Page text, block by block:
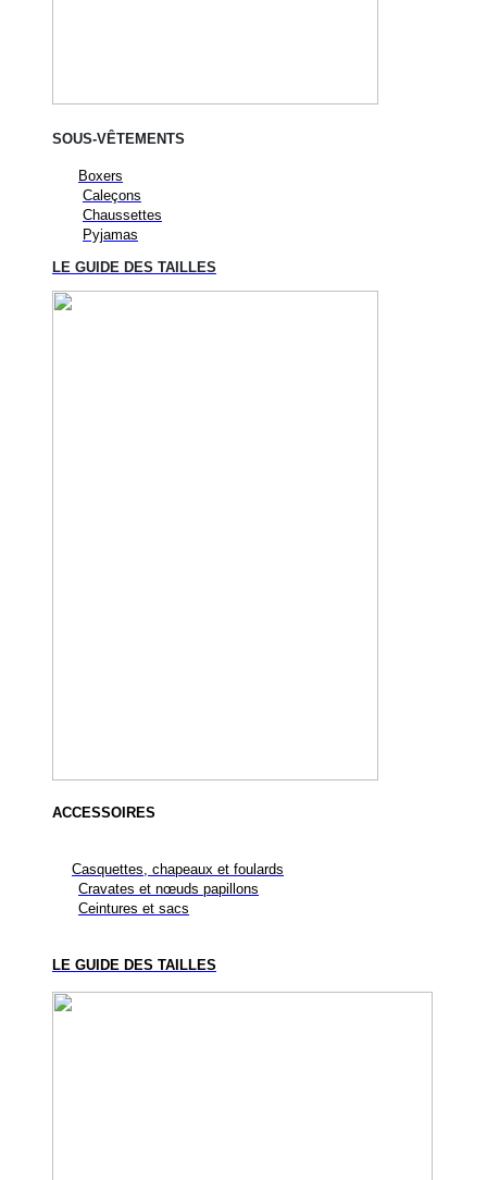
SOUS-VÊTEMENTS
Boxers
Caleçons
Chaussettes
Pyjamas
LE GUIDE DES TAILLES
ACCESSOIRES
Casquettes, chapeaux et foulards
Cravates et nœuds papillons
Ceintures et sacs
LE GUIDE DES TAILLES